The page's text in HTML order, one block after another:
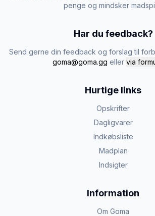
penge og mindsker
Har du feedback?
Send gerne din feedback og forslag til
goma@goma.gg eller via
Hurtige links
Opskrifter
Dagligvarer
Indkøbsliste
Madplan
Indsigter
Information
Om Goma